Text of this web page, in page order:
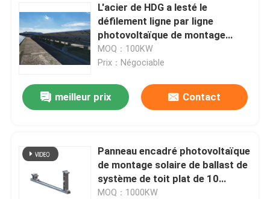
L'acier de HDG a lesté le
défilement ligne par ligne
photovoltaïque de montage
solaire de toit plat de systèmes
MOQ：100KW
Prix：Négociable
meilleur prix Contact
Panneau encadré photovoltaïque
de montage solaire de ballast de
système de toit plat de 10
degrés
MOQ：1000KW